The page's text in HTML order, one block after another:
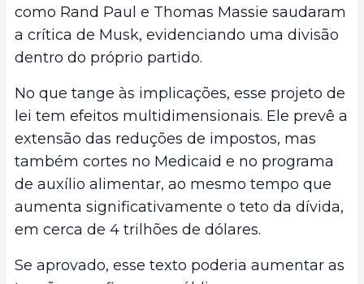
como Rand Paul e Thomas Massie saudaram
a crítica de Musk, evidenciando uma divisão
dentro do próprio partido.
No que tange às implicações, esse projeto de
lei tem efeitos multidimensionais. Ele prevê a
extensão das reduções de impostos, mas
também cortes no Medicaid e no programa
de auxílio alimentar, ao mesmo tempo que
aumenta significativamente o teto da dívida,
em cerca de 4 trilhões de dólares.
Se aprovado, esse texto poderia aumentar as